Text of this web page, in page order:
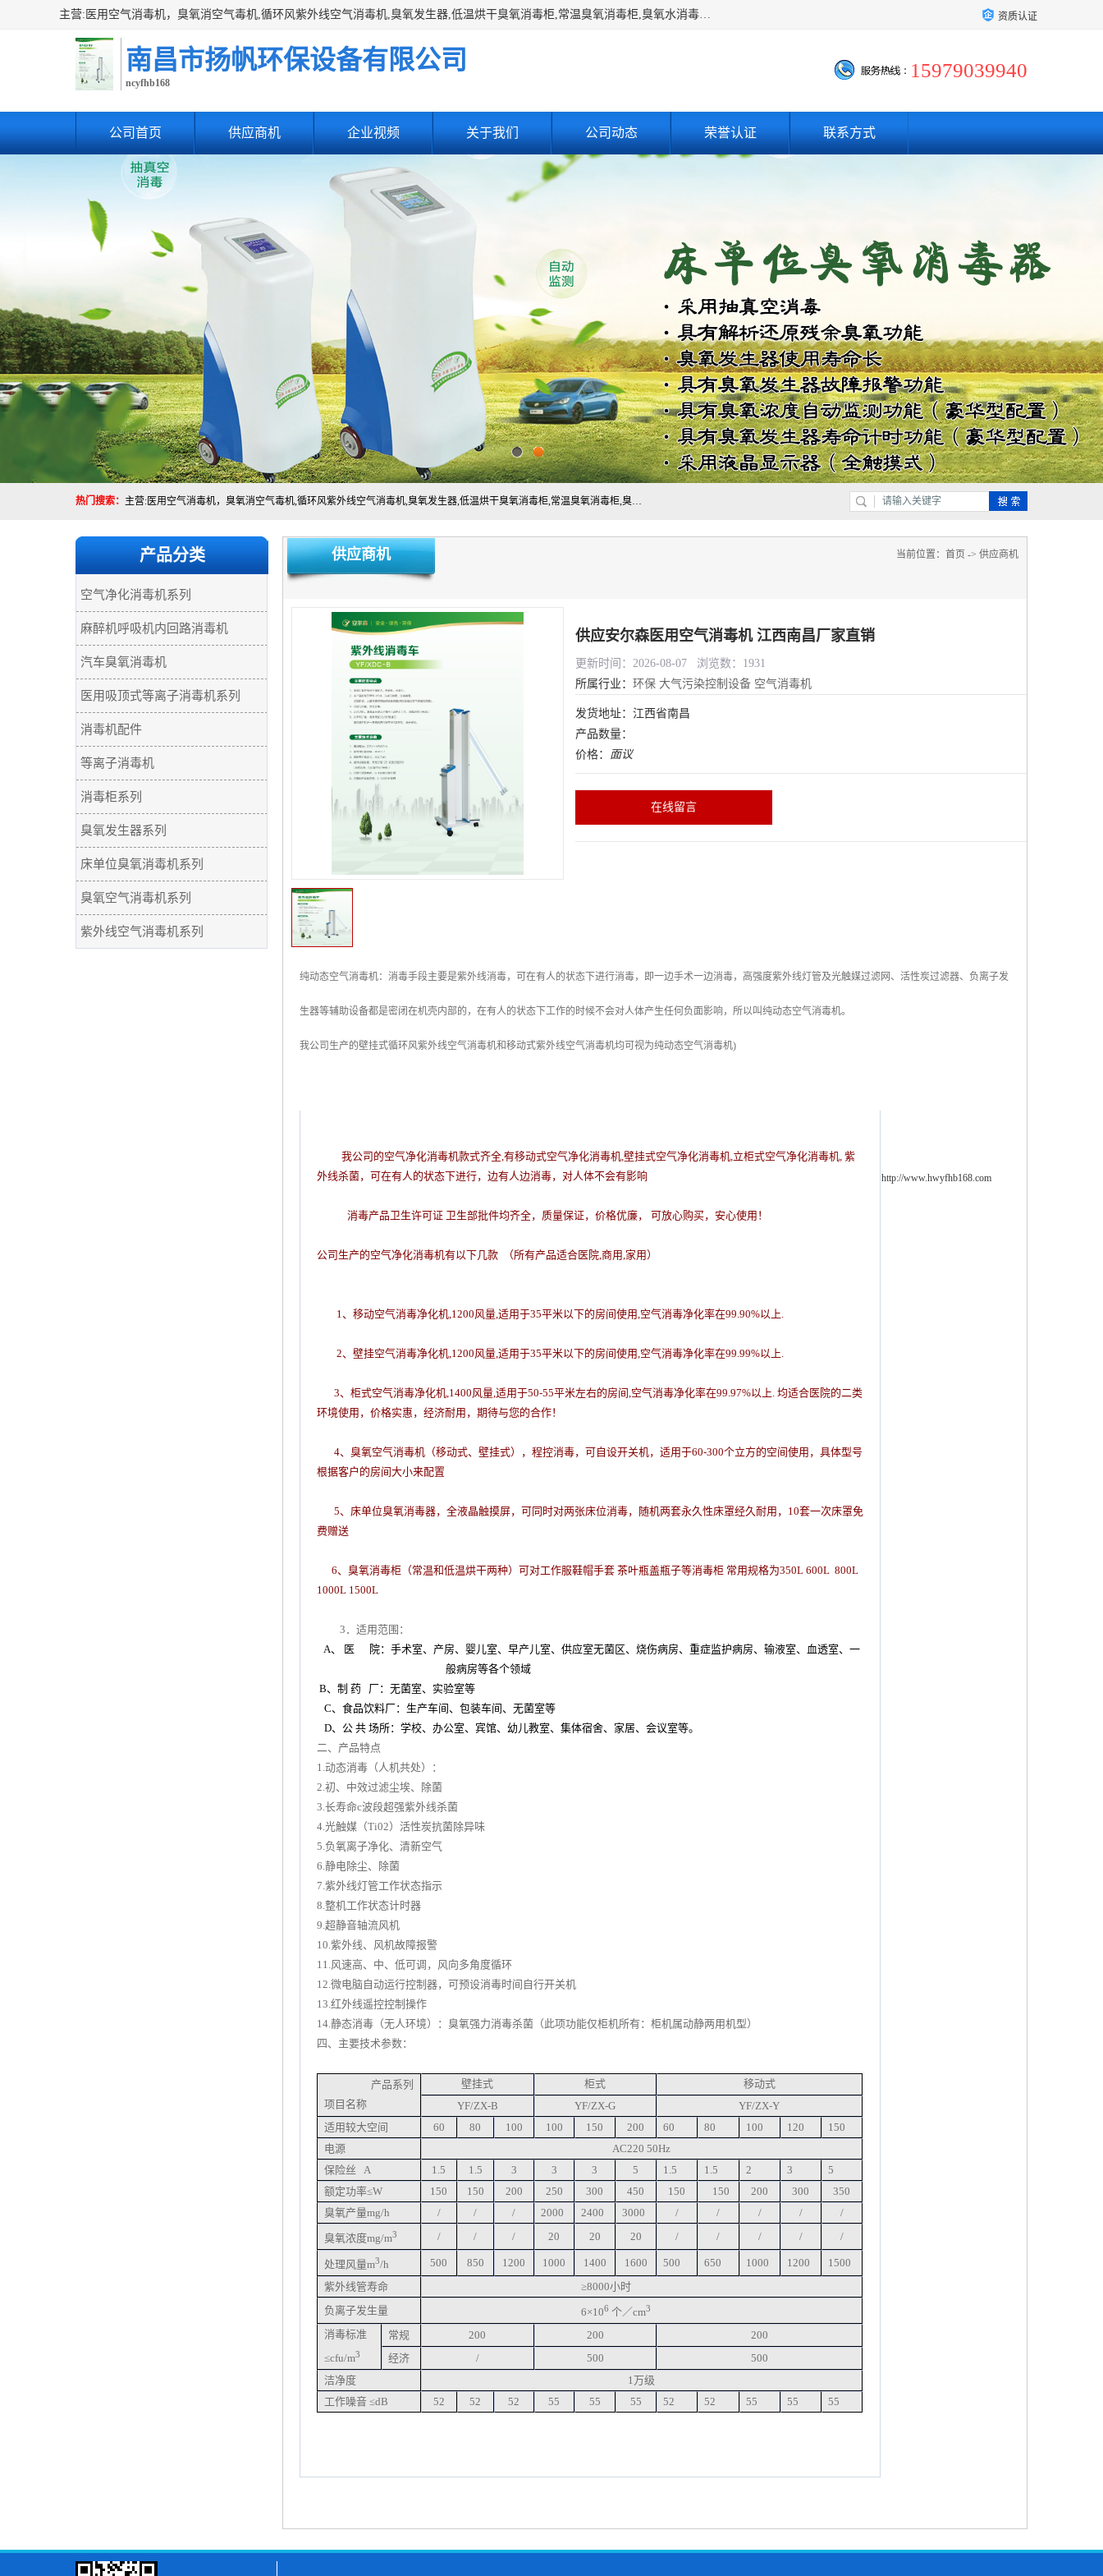
主营:医用空气消毒机，臭氧消空气毒机,循环风紫外线空气消毒机,臭氧发生器,低温烘干臭氧消毒柜,常温臭氧消毒柜,臭氧水消毒机,管道容器臭氧消毒机,内置式臭氧消毒机,外置式臭氧消毒机,床单位臭氧消毒器。医用工作服灭菌柜，医用拖鞋消毒柜,麻醉机内管路消毒机，呼吸机回路消毒机 资质认证
南昌市扬帆环保设备有限公司
ncyfhb168
15979039940
公司首页 供应商机 企业视频 关于我们 公司动态 荣誉认证 联系方式
热门搜索： 主营:医用空气消毒机，臭氧消空气毒机,循环风紫外线空气消毒机,臭氧发生器,低温烘干臭氧消毒柜,常温臭氧消毒柜,臭氧水消毒机,管道容器臭氧消毒机,内置式臭氧消毒机,外置式臭氧消毒机,床单位臭氧消毒器。医用工作服灭菌柜，医用拖鞋消毒柜,麻醉机内管路消毒机，呼吸机回路消毒机
产品分类
空气净化消毒机系列
麻醉机呼吸机内回路消毒机
汽车臭氧消毒机
医用吸顶式等离子消毒机系列
消毒机配件
等离子消毒机
消毒柜系列
臭氧发生器系列
床单位臭氧消毒机系列
臭氧空气消毒机系列
紫外线空气消毒机系列
供应商机 当前位置： 首页 -> 供应商机
供应安尔森医用空气消毒机 江西南昌厂家直销
更新时间：2026-08-07 浏览数：1931
所属行业： 环保 大气污染控制设备 空气消毒机
发货地址：江西省南昌
产品数量：
价格： 面议
在线留言
纯动态空气消毒机：消毒手段主要是紫外线消毒，可在有人的状态下进行消毒，即一边手术一边消毒，高强度紫外线灯管及光触媒过滤网、活性炭过滤器、负离子发
生器等辅助设备都是密闭在机壳内部的，在有人的状态下工作的时候不会对人体产生任何负面影响，所以叫纯动态空气消毒机。
我公司生产的壁挂式循环风紫外线空气消毒机和移动式紫外线空气消毒机均可视为纯动态空气消毒机)
我公司的空气净化消毒机款式齐全,有移动式空气净化消毒机,壁挂式空气净化消毒机,立柜式空气净化消毒机, 紫
外线杀菌，可在有人的状态下进行，边有人边消毒，对人体不会有影响
消毒产品卫生许可证 卫生部批件均齐全，质量保证，价格优廉， 可放心购买，安心使用！
公司生产的空气净化消毒机有以下几款 （所有产品适合医院,商用,家用 ）
1、移动空气消毒净化机,1200风量,适用于35平米以下的房间使用,空气消毒净化率在99.90%以上.
2、壁挂空气消毒净化机,1200风量,适用于35平米以下的房间使用,空气消毒净化率在99.99%以上.
3、柜式空气消毒净化机,1400风量,适用于50-55平米左右的房间,空气消毒净化率在99.97%以上. 均适合医院的二类
环境使用，价格实惠，经济耐用，期待与您的合作！
4、臭氧空气消毒机（移动式、壁挂式），程控消毒，可自设开关机，适用于60-300个立方的空间使用，具体型号
根据客户的房间大小来配置
5、床单位臭氧消毒器，全液晶触摸屏，可同时对两张床位消毒，随机两套永久性床罩经久耐用， 10套一次床罩免
费赠送
6、臭氧消毒柜（常温和低温烘干两种） 可对工作服鞋帽手套 茶叶瓶盖瓶子等消毒柜 常用规格为350L 600L 800L
1000L 1500L
3．适用范围：
A、 医 院：手术室、产房、婴儿室、早产儿室、供应室无菌区、烧伤病房、重症监护病房、输液室、血透室、一
般病房等各个领域
B、制 药 厂：无菌室、实验室等
C、食品饮料厂：生产车间、包装车间、无菌室等
D、公 共 场所：学校、办公室、宾馆、幼儿教室、集体宿舍、家居、会议室等。
二、产品特点
1.动态消毒（人机共处）：
2.初、中效过滤尘埃、除菌
3.长寿命c波段超强紫外线杀菌
4.光触媒（Ti02）活性炭抗菌除异味
5.负氧离子净化、清新空气
6.静电除尘、除菌
7.紫外线灯管工作状态指示
8.整机工作状态计时器
9.超静音轴流风机
10.紫外线、风机故障报警
11.风速高、中、低可调，风向多角度循环
12.微电脑自动运行控制器，可预设消毒时间自行开关机
13.红外线遥控控制操作
14.静态消毒（无人环境）：臭氧强力消毒杀菌（此项功能仅柜机所有：柜机属动静两用机型）
四、主要技术参数：
产品系列
项目名称
壁挂式 柜式
移动式
YF/ZX-B
YF/ZX-G
YF/ZX-Y
适用较大空间
60 80 100 100 150 200 60 80 100 120
150
电源
AC220 50Hz
保险丝 A
1.5 1.5 3 3 3 5 1.5 1.5 2 3
5
额定功率≤W
150 150 200 250 300 450 150 150 200 300
350
臭氧产量mg/h
/ / / 2000 2400 3000 / / / / /
臭氧浓度mg/m3 / / / 20 20 20 / / / / /
处理风量m3/h 500 850 1200 1000 1400 1600 500 650 1000 1200
1500
紫外线管寿命
≥8000小时
负离子发生量
6×106 个／cm3
消毒标准
≤cfu/m3
常规 200 200
200
经济
/ 500
500
洁净度
1万级
工作噪音 ≤dB
52 52 52 55 55 55 52 52 55 55 55
http://www.hwyfhb168.com